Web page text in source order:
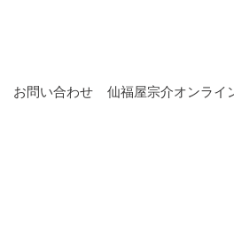
お問い合わせ 仙福屋宗介オンライ